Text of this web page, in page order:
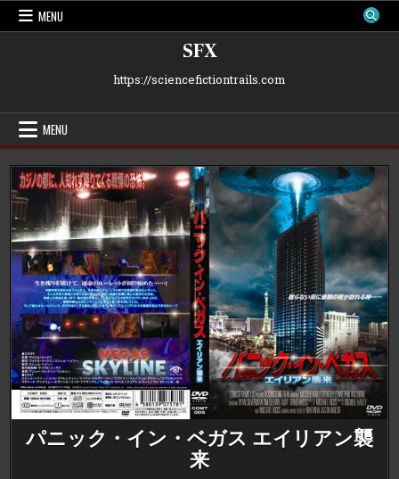
Skip
MENU
SFX
https://sciencefictiontrails.com
MENU
パニック・イン・ベガス エイリアン襲
来